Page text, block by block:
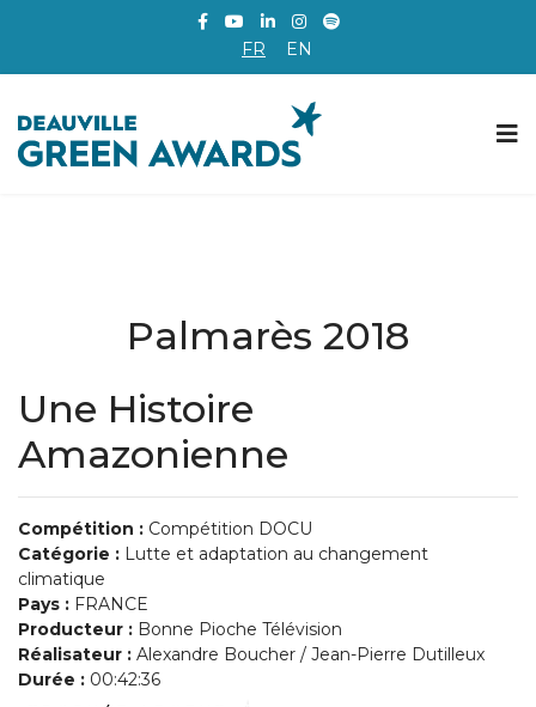
FR EN
Palmarès 2018
Une Histoire
Amazonienne
Compétition : Compétition DOCU
Catégorie : Lutte et adaptation au changement
climatique
Pays : FRANCE
Producteur : Bonne Pioche Télévision
Réalisateur : Alexandre Boucher / Jean-Pierre Dutilleux
Durée : 00:42:36